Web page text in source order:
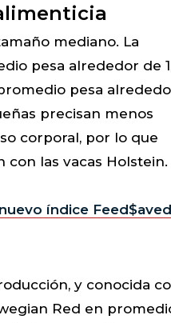
mediano. La
pesa alrededor de
pesa
precisan menos
corporal, por lo que
las vacas Holstein.
índice
y conocida
Red en